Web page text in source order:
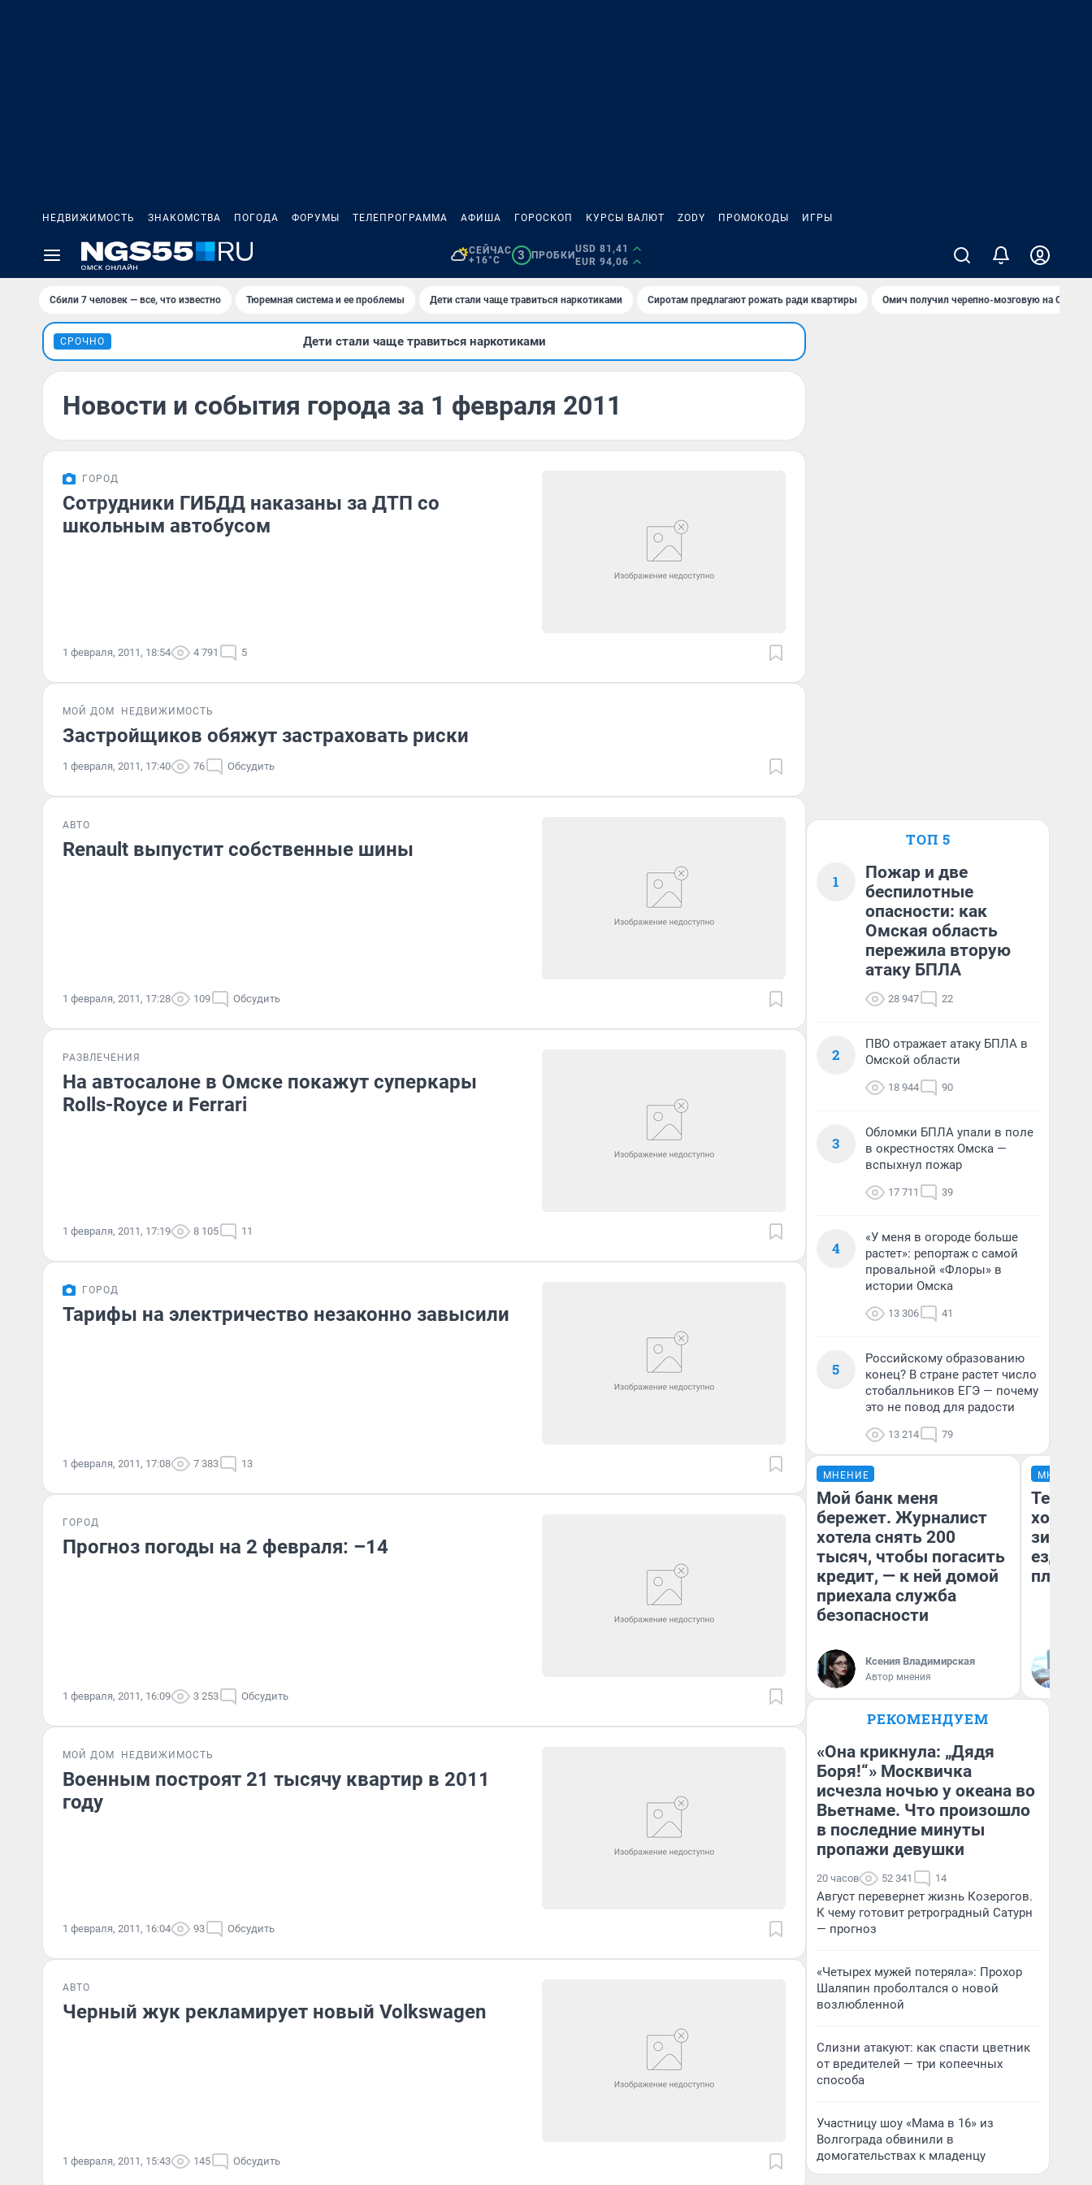
НЕДВИЖИМОСТЬ ЗНАКОМСТВА ПОГОДА ФОРУМЫ ТЕЛЕПРОГРАММА АФИША ГОРОСКОП КУРСЫ ВАЛЮТ ZODY ПРОМОКОДЫ ИГРЫ
СЕЙЧАС
+16°C
3 ПРОБКИ
USD 81,41
EUR 94,06
Сбили 7 человек — все, что известно Тюремная система и ее проблемы Дети стали чаще травиться наркотиками Сиротам предлагают рожать ради квартиры Омич получил черепно-мозговую на ОНПЗ
СРОЧНО Дети стали чаще травиться наркотиками
Новости и события города за 1 февраля 2011
ГОРОД
Сотрудники ГИБДД наказаны за ДТП со
школьным автобусом
1 февраля, 2011, 18:54 4 791 5
МОЙ ДОМ НЕДВИЖИМОСТЬ
Застройщиков обяжут застраховать риски
1 февраля, 2011, 17:40 76 Обсудить
АВТО
Renault выпустит собственные шины
1 февраля, 2011, 17:28 109 Обсудить
РАЗВЛЕЧЕНИЯ
На автосалоне в Омске покажут суперкары
Rolls-Royce и Ferrari
1 февраля, 2011, 17:19 8 105 11
ГОРОД
Тарифы на электричество незаконно завысили
1 февраля, 2011, 17:08 7 383 13
ГОРОД
Прогноз погоды на 2 февраля: –14
1 февраля, 2011, 16:09 3 253 Обсудить
МОЙ ДОМ НЕДВИЖИМОСТЬ
Военным построят 21 тысячу квартир в 2011
году
1 февраля, 2011, 16:04 93 Обсудить
АВТО
Черный жук рекламирует новый Volkswagen
1 февраля, 2011, 15:43 145 Обсудить
ТОП 5
1
Пожар и две
беспилотные
опасности: как
Омская область
пережила вторую
атаку БПЛА
28 947 22
2
ПВО отражает атаку БПЛА в
Омской области
18 944 90
3
Обломки БПЛА упали в поле
в окрестностях Омска —
вспыхнул пожар
17 711 39
4
«У меня в огороде больше
растет»: репортаж с самой
провальной «Флоры» в
истории Омска
13 306 41
5
Российскому образованию
конец? В стране растет число
стобалльников ЕГЭ — почему
это не повод для радости
13 214 79
МНЕНИЕ
Мой банк меня
бережет. Журналист
хотела снять 200
тысяч, чтобы погасить
кредит, — к ней домой
приехала служба
безопасности
Ксения Владимирская
Автор мнения
МНЕНИЕ
Тепло
зимой.
ездит
плюсы
РЕКОМЕНДУЕМ
«Она крикнула: „Дядя
Боря!“» Москвичка
исчезла ночью у океана во
Вьетнаме. Что произошло
в последние минуты
пропажи девушки
20 часов 52 341 14
Август перевернет жизнь Козерогов.
К чему готовит ретроградный Сатурн
— прогноз
«Четырех мужей потеряла»: Прохор
Шаляпин проболтался о новой
возлюбленной
Слизни атакуют: как спасти цветник
от вредителей — три копеечных
способа
Участницу шоу «Мама в 16» из
Волгограда обвинили в
домогательствах к младенцу